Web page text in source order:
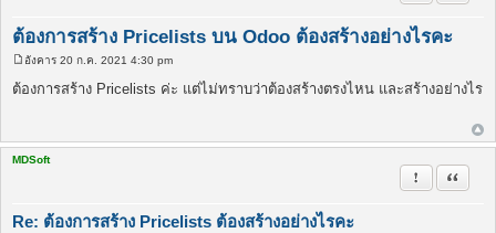
ต้องการสร้าง Pricelists บน Odoo ต้องสร้างอย่างไรคะ
พ
ส
อังคาร 20 ก.ค. 2021 4:30 pm
ต้องการสร้าง Pricelists ค่ะ แต่ไม่ทราบว่าต้องสร้างตรงไหน และสร้างอย่างไร
MDSoft
Re: ต้องการสร้าง Pricelists ต้องสร้างอย่างไรคะ
รายงานในข้
อ้างคำ